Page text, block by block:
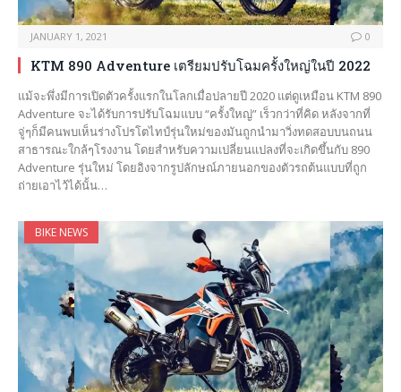
JANUARY 1, 2021 0
KTM 890 Adventure เตรียมปรับโฉมครั้งใหญ่ในปี 2022
แม้จะพึ่งมีการเปิดตัวครั้งแรกในโลกเมื่อปลายปี 2020 แต่ดูเหมือน KTM 890
Adventure จะได้รับการปรับโฉมแบบ “ครั้งใหญ่” เร็วกว่าที่คิด หลังจากที่
จู่ๆก็มีคนพบเห็นร่างโปรโตไทป์รุ่นใหม่ของมันถูกนำมาวิ่งทดสอบบนถนน
สาธารณะใกล้ๆโรงงาน โดยสำหรับความเปลี่ยนแปลงที่จะเกิดขึ้นกับ 890
Adventure รุ่นใหม่ โดยอิงจากรูปลักษณ์ภายนอกของตัวรถต้นแบบที่ถูก
ถ่ายเอาไว้ได้นั้น…
BIKE NEWS